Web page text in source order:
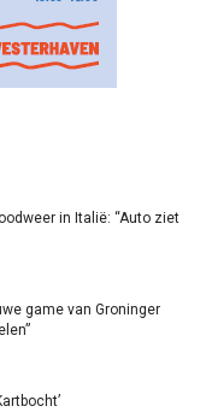
in Italië: “Auto ziet
game van Groninger